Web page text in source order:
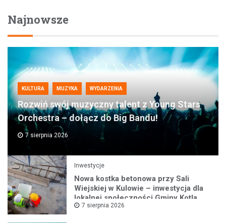
Najnowsze
KULTURA MUZYKA WYDARZENIA
Rozwiń swój muzyczny talent z Young Stars
Orchestra – dołącz do Big Bandu!
7 sierpnia 2026
Inwestycje
Nowa kostka betonowa przy Sali
Wiejskiej w Kulowie – inwestycja dla
lokalnej społeczności Gminy Kotla
7 sierpnia 2026